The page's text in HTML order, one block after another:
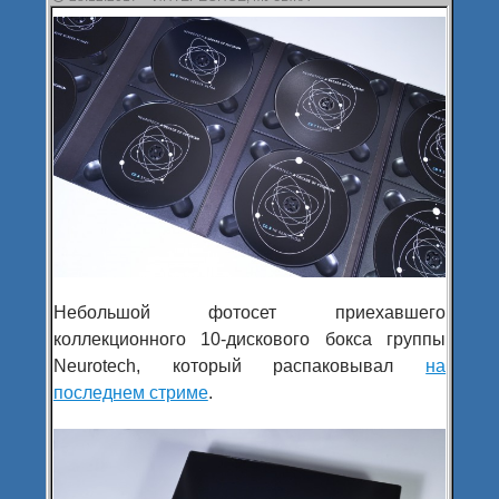
Небольшой фотосет приехавшего
коллекционного 10-дискового бокса группы
Neurotech, который распаковывал на
последнем стриме.